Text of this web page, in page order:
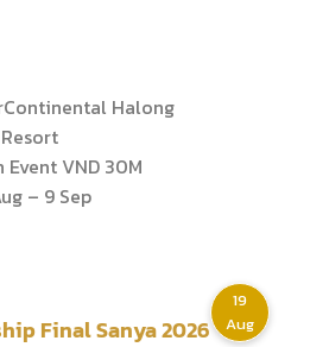
Halong
Event VND 30M
– 9 Sep
19
Aug
Final Sanya 2026